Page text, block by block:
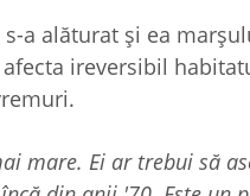
a alăturat și ea
ireversibil
mare. Ei ar trebui să